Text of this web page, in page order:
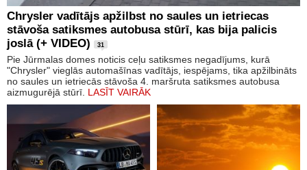
Chrysler vadītājs apžilbst no saules un ietriecas
stāvoša satiksmes autobusa stūrī, kas bija palicis
joslā (+ VIDEO)
31
Pie Jūrmalas domes noticis ceļu satiksmes negadījums, kurā
"Chrysler" vieglās automašīnas vadītājs, iespējams, tika apžilbināts
no saules un ietriecās stāvoša 4. maršruta satiksmes autobusa
aizmugurējā stūrī. LASĪT VAIRĀK